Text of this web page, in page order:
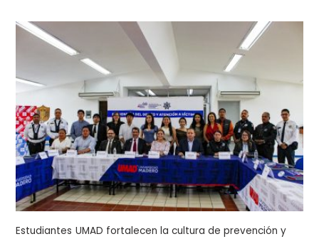
Estudiantes UMAD fortalecen la cultura de prevención y